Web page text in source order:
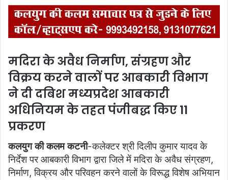
n
d
a
m
i
l
मदिरा के अवैध निर्माण, संग्रहण और
विक्रय करने वालों पर आबकारी विभाग
ने दी दबिश मध्यप्रदेश आबकारी
अधिनियम के तहत पंजीबद्ध किए 11
प्रकरण
कलयुग की कलम कटनी-कलेक्टर श्री दिलीप कुमार यादव के
निर्देश पर आबकारी विभाग द्वारा जिले में मदिरा के अवैध संग्रहण,
निर्माण, विक्रय और परिवहन करने वालों के विरूद्ध विशेष अभियान